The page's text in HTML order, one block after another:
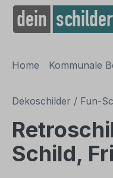
Zur
Home Kommunale
Dekoschilder / Fun-
Schild,